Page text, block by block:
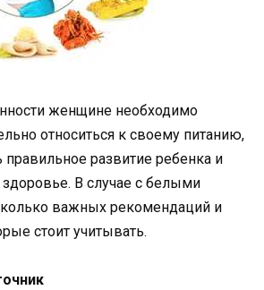
женщине необходимо
относиться к своему питанию,
правильное развитие ребенка и
В случае с белыми
важных рекомендаций и
стоит учитывать.